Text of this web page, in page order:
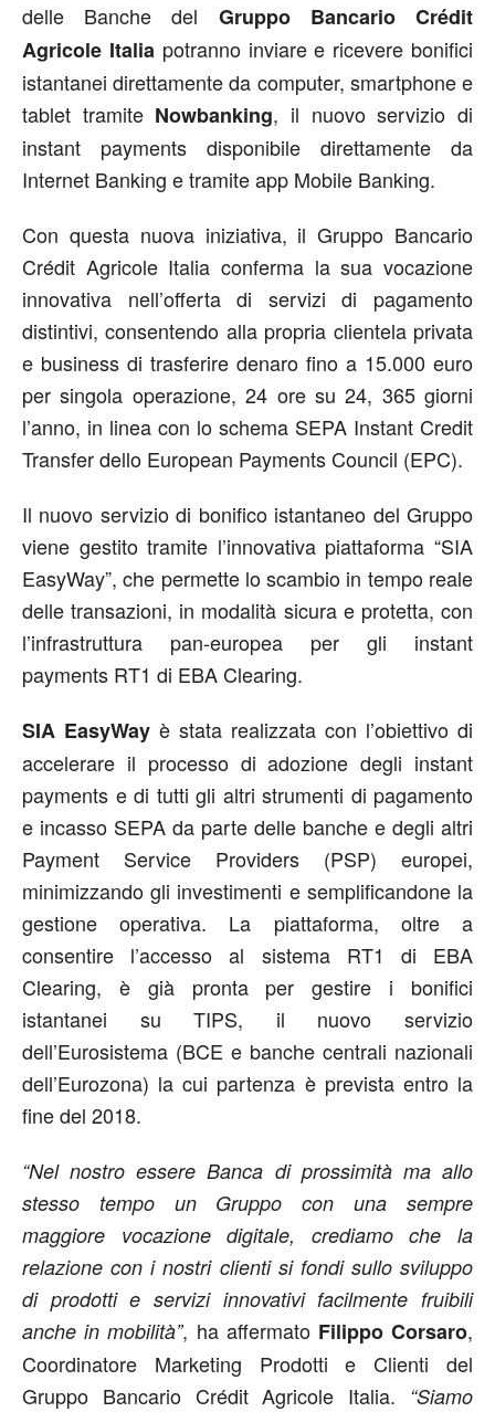
delle Banche del Gruppo Bancario Crédit
Agricole Italia potranno inviare e ricevere bonifici
istantanei direttamente da computer, smartphone e
tablet tramite Nowbanking, il nuovo servizio di
instant payments disponibile direttamente da
Internet Banking e tramite app Mobile Banking.
Con questa nuova iniziativa, il Gruppo Bancario
Crédit Agricole Italia conferma la sua vocazione
innovativa nell’offerta di servizi di pagamento
distintivi, consentendo alla propria clientela privata
e business di trasferire denaro fino a 15.000 euro
per singola operazione, 24 ore su 24, 365 giorni
l’anno, in linea con lo schema SEPA Instant Credit
Transfer dello European Payments Council (EPC).
Il nuovo servizio di bonifico istantaneo del Gruppo
viene gestito tramite l’innovativa piattaforma “SIA
EasyWay”, che permette lo scambio in tempo reale
delle transazioni, in modalità sicura e protetta, con
l’infrastruttura pan-europea per gli instant
payments RT1 di EBA Clearing.
SIA EasyWay è stata realizzata con l’obiettivo di
accelerare il processo di adozione degli instant
payments e di tutti gli altri strumenti di pagamento
e incasso SEPA da parte delle banche e degli altri
Payment Service Providers (PSP) europei,
minimizzando gli investimenti e semplificandone la
gestione operativa. La piattaforma, oltre a
consentire l’accesso al sistema RT1 di EBA
Clearing, è già pronta per gestire i bonifici
istantanei su TIPS, il nuovo servizio
dell’Eurosistema (BCE e banche centrali nazionali
dell’Eurozona) la cui partenza è prevista entro la
fine del 2018.
“Nel nostro essere Banca di prossimità ma allo
stesso tempo un Gruppo con una sempre
maggiore vocazione digitale, crediamo che la
relazione con i nostri clienti si fondi sullo sviluppo
di prodotti e servizi innovativi facilmente fruibili
anche in mobilità”, ha affermato Filippo Corsaro,
Coordinatore Marketing Prodotti e Clienti del
Gruppo Bancario Crédit Agricole Italia. “Siamo